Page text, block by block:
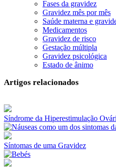
Fases da gravidez
Gravidez mês por mês
Saúde materna e
Medicamentos
Gravidez de risco
Gestação múltipla
Gravidez psicológica
Estado de ânimo
Artigos relacionados
Síndrome da Hiperestimulação
Síntomas de uma Gravidez